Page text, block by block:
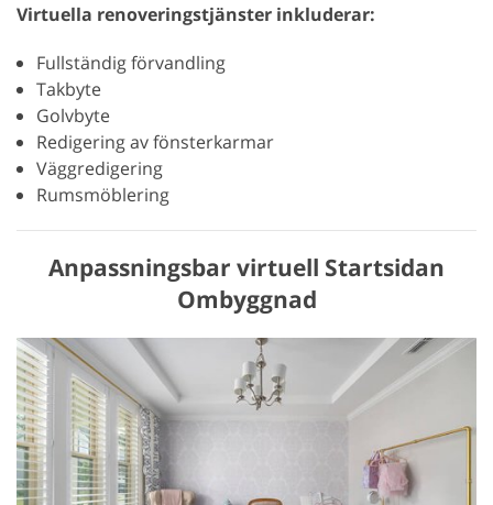
Virtuella renoveringstjänster inkluderar:
Fullständig förvandling
Takbyte
Golvbyte
Redigering av fönsterkarmar
Väggredigering
Rumsmöblering
Anpassningsbar virtuell Startsidan
Ombyggnad